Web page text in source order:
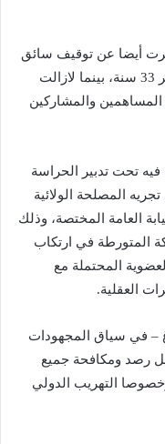
أيضا عن توقيف سائق
الشاحنة، وهو مواطن مغربي يبلغ من العمر 33 سنة، بينما لازالت
المساهمين والمشاركين
فيه تحت تدبير الحراسة
المصلحة الولائية
العامة المختصة، وذلك
المتورطة في ارتكاب
المحتملة مع
العقلية.
– في سياق المجهودات
رصد ومكافحة جميع
التهريب الدولي